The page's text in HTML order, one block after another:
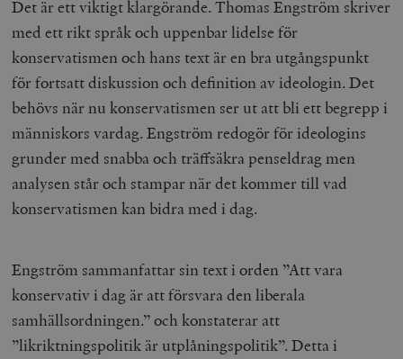
Det är ett viktigt klargörande. Thomas Engström skriver
med ett rikt språk och uppenbar lidelse för
konservatismen och hans text är en bra utgångspunkt
för fortsatt diskussion och definition av ideologin. Det
behövs när nu konservatismen ser ut att bli ett begrepp i
människors vardag. Engström redogör för ideologins
grunder med snabba och träffsäkra penseldrag men
analysen står och stampar när det kommer till vad
konservatismen kan bidra med i dag.
Engström sammanfattar sin text i orden ”Att vara
konservativ i dag är att försvara den liberala
samhällsordningen.” och konstaterar att
”likriktningspolitik är utplåningspolitik”. Detta i